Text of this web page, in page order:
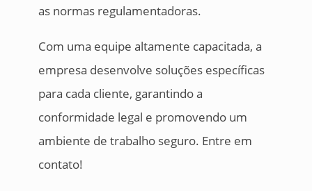
as normas regulamentadoras.
Com uma equipe altamente capacitada, a
empresa desenvolve soluções específicas
para cada cliente, garantindo a
conformidade legal e promovendo um
ambiente de trabalho seguro. Entre em
contato!